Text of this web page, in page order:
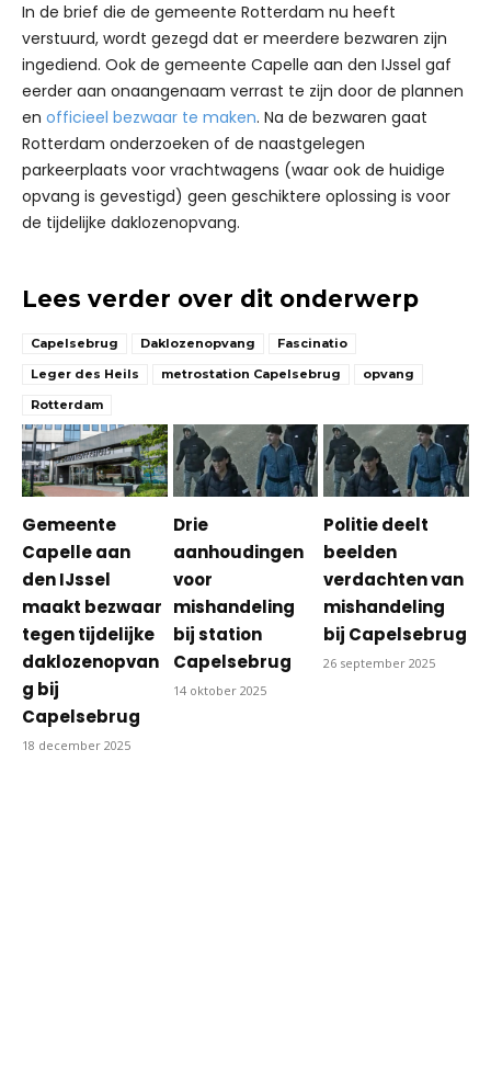
In de brief die de gemeente Rotterdam nu heeft
verstuurd, wordt gezegd dat er meerdere bezwaren zijn
ingediend. Ook de gemeente Capelle aan den IJssel gaf
eerder aan onaangenaam verrast te zijn door de plannen
en officieel bezwaar te maken. Na de bezwaren gaat
Rotterdam onderzoeken of de naastgelegen
parkeerplaats voor vrachtwagens (waar ook de huidige
opvang is gevestigd) geen geschiktere oplossing is voor
de tijdelijke daklozenopvang.
Lees verder over dit onderwerp
Capelsebrug Daklozenopvang
Fascinatio
Leger des Heils
metrostation Capelsebrug
opvang
Rotterdam
Gemeente
Capelle aan
den IJssel
maakt bezwaar
tegen tijdelijke
daklozenopvan
g bij
Capelsebrug
18 december 2025
Drie
aanhoudingen
voor
mishandeling
bij station
Capelsebrug
14 oktober 2025
Politie deelt
beelden
verdachten van
mishandeling
bij Capelsebrug
26 september 2025